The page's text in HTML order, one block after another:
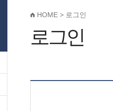
HOME > 로그인
로그인